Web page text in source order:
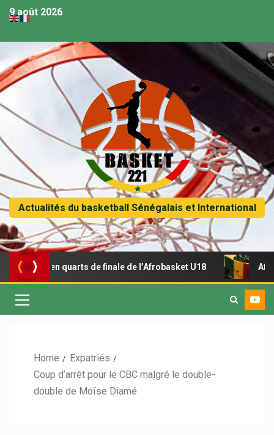
9 août 2026
Actualités du basketball Sénégalais et International
en quarts de finale de l’Afrobasket U18 Afrobasket
Home
Expatriés
Coup d’arrêt pour le CBC malgré le double-
double de Moïse Diamé